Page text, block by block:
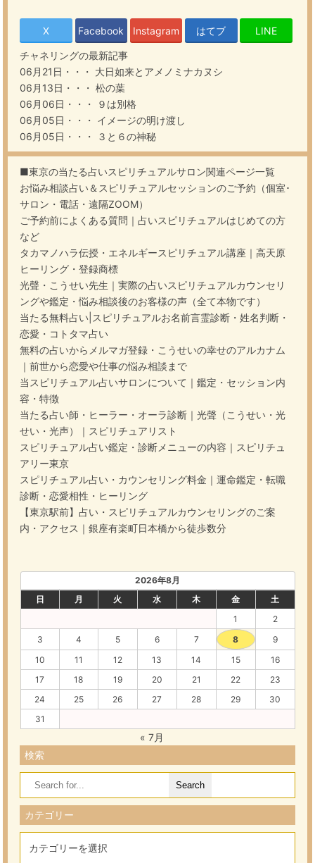
X Facebook Instagram はてブ LINE
チャネリングの最新記事
06月21日・・・ 大日如来とアメノミナカヌシ
06月13日・・・ 松の葉
06月06日・・・
９は別格
06月05日・・・ イメージの明け渡し
06月05日・・・
３と６の神秘
■東京の当たる占いスピリチュアルサロン関連ページ一覧
お悩み相談占い＆スピリチュアルセッションのご予約（個室･
サロン・電話・遠隔ZOOM）
ご予約前によくある質問｜占いスピリチュアルはじめての方
など
タカマノハラ伝授・エネルギースピリチュアル講座｜高天原
ヒーリング・登録商標
光聲・こうせい先生｜実際の占いスピリチュアルカウンセリ
ングや鑑定・悩み相談後のお客様の声（全て本物です）
当たる無料占い|スピリチュアルお名前言霊診断・姓名判断・
恋愛・コトタマ占い
無料の占いからメルマガ登録・こうせいの幸せのアルカナム
｜前世から恋愛や仕事の悩み相談まで
当スピリチュアル占いサロンについて｜鑑定・セッション内
容・特徴
当たる占い師・ヒーラー・オーラ診断｜光聲（こうせい・光
せい・光声）｜スピリチュアリスト
スピリチュアル占い鑑定・診断メニューの内容｜スピリチュ
アリー東京
スピリチュアル占い・カウンセリング料金｜運命鑑定・転職
診断・恋愛相性・ヒーリング
【東京駅前】占い・スピリチュアルカウンセリングのご案
内・アクセス｜銀座有楽町日本橋から徒歩数分
2026年8月
日
月 火 水 木 金
土
1
2
3
4 5 6 7 8
9
10
11 12 13 14 15
16
17
18 19 20 21 22
23
24
25 26 27 28 29
30
31
« 7月
検索
Search
for:
カテゴリー